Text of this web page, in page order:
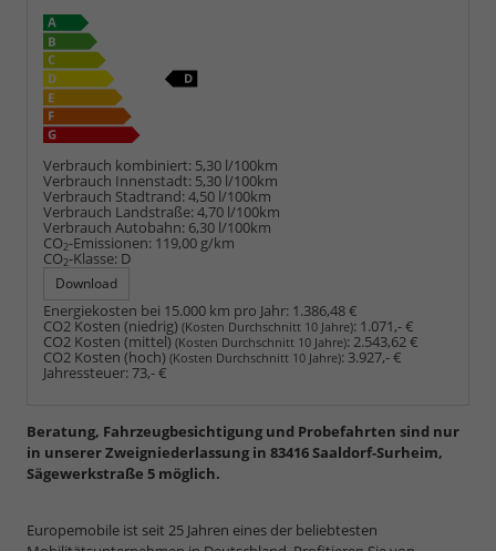
Verbrauch kombiniert: 5,30 l/100km
Verbrauch Innenstadt: 5,30 l/100km
Verbrauch Stadtrand:4,50 l/100km
Verbrauch Landstraße:4,70 l/100km
Verbrauch Autobahn: 6,30 l/100km
CO2-Emissionen: 119,00 g/km
CO2-Klasse: D
Download
Energiekosten bei 15.000 km pro Jahr: 1.386,48 €
CO2 Kosten (niedrig) (Kosten Durchschnitt 10 Jahre): 1.071,- €
CO2 Kosten (mittel) (Kosten Durchschnitt 10 Jahre):2.543,62 €
CO2 Kosten (hoch) (Kosten Durchschnitt 10 Jahre): 3.927,- €
Jahressteuer:73,- €
Beratung, Fahrzeugbesichtigung und Probefahrten sind nur
in unserer Zweigniederlassung in 83416 Saaldorf-Surheim,
Sägewerkstraße 5 möglich.
Europemobile ist seit 25 Jahren eines der beliebtesten